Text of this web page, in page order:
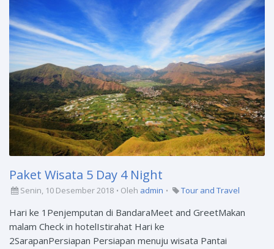
Paket Wisata 5 Day 4 Night
Senin, 10 Desember 2018 Oleh admin Tour and Travel
Hari ke 1Penjemputan di BandaraMeet and GreetMakan
malam Check in hotelIstirahat Hari ke
2SarapanPersiapan Persiapan menuju wisata Pantai